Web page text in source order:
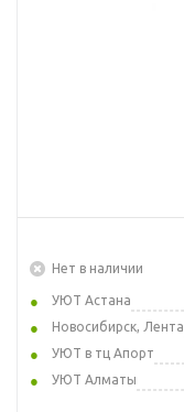
Нет в наличии
УЮТ Астана
Новосибирск, Лента
УЮТ в тц Апорт
УЮТ Алматы